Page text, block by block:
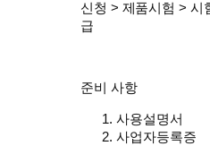
신청 > 제품시험 > 시
급
준비 사항
사용설명서
사업자등록증